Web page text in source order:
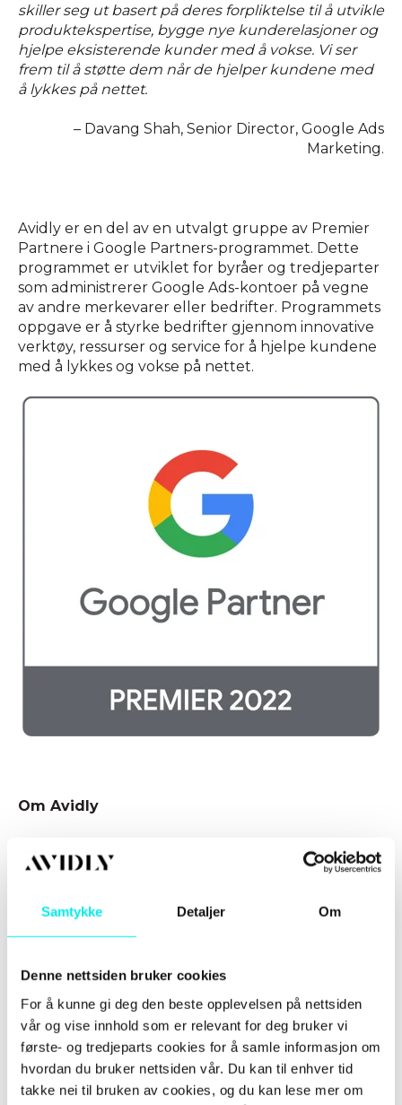
Samtykke Detaljer Om
Denne nettsiden bruker cookies
For å kunne gi deg den beste opplevelsen på nettsiden
vår og vise innhold som er relevant for deg bruker vi
første- og tredjeparts cookies for å samle informasjon om
hvordan du bruker nettsiden vår. Du kan til enhver tid
takke nei til bruken av cookies, og du kan lese mer om
skiller seg ut basert på deres forpliktelse til å utvikle
produktekspertise, bygge nye kunderelasjoner og
hjelpe eksisterende kunder med å vokse. Vi ser
frem til å støtte dem når de hjelper kundene med
å lykkes på nettet.
– Davang Shah, Senior Director, Google Ads
Marketing.
Avidly er en del av en utvalgt gruppe av Premier
Partnere i Google Partners-programmet. Dette
programmet er utviklet for byråer og tredjeparter
som administrerer Google Ads-kontoer på vegne
av andre merkevarer eller bedrifter. Programmets
oppgave er å styrke bedrifter gjennom innovative
verktøy, ressurser og service for å hjelpe kundene
med å lykkes og vokse på nettet.
Om Avidly
notert på Nasdaq First North i Helsinki. Vi tilbyr
salgstjenester og kundeopplevelse, data og
teknologi er tett sammenvevd i vår vekststrategi.
av fire HubSpot diamant-partnere: Zeeland Family
(Finland), Doidea (Sverige), Katalysator (Danmark)
og Inbound Norway (Norge). I 2019 kjøpte Avidly
tyske NetPress og i desember 2021 den
Storbritannia-baserte HubSpot Elite Partneren,
Digital 22 Online Limited. Med dette siste